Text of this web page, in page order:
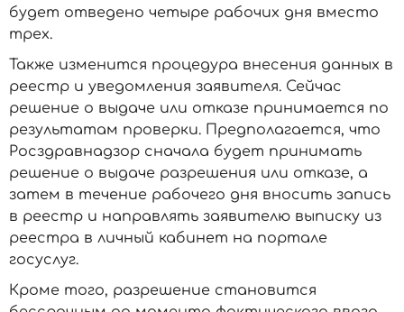
будет отведено четыре рабочих дня вместо
трех.
Также изменится процедура внесения данных в
реестр и уведомления заявителя. Сейчас
решение о выдаче или отказе принимается по
результатам проверки. Предполагается, что
Росздравнадзор сначала будет принимать
решение о выдаче разрешения или отказе, а
затем в течение рабочего дня вносить запись
в реестр и направлять заявителю выписку из
реестра в личный кабинет на портале
госуслуг.
Кроме того, разрешение становится